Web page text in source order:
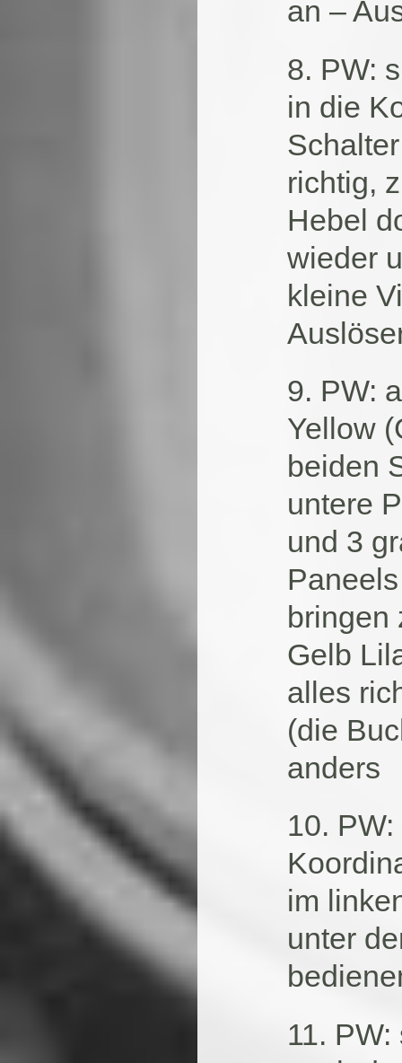
an –
8. PW:
in die
richtig,
Hebel
wieder
kleine
9. PW:
Yellow
beiden
untere
und 3
bringen
Gelb
alles
(die
anders
10.
im
unter
11.